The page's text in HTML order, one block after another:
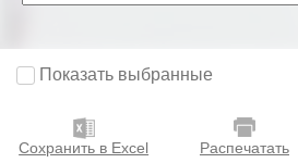
Показать выбранные
Сохранить в Excel Распечатать